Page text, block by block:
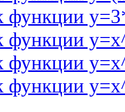
функции
функции
функции
функции